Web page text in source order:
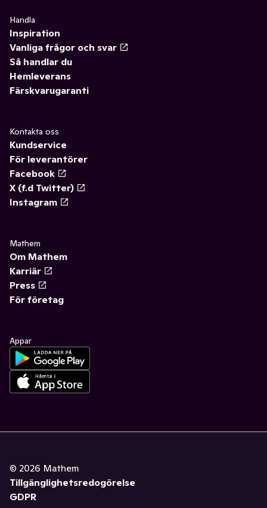
Handla
Inspiration
Vanliga frågor och svar
Så handlar du
Hemleverans
Färskvarugaranti
Kontakta oss
Kundservice
För leverantörer
Facebook
X (f.d Twitter)
Instagram
Mathem
Om Mathem
Karriär
Press
För företag
Appar
© 2026 Mathem
Tillgänglighetsredogörelse
GDPR